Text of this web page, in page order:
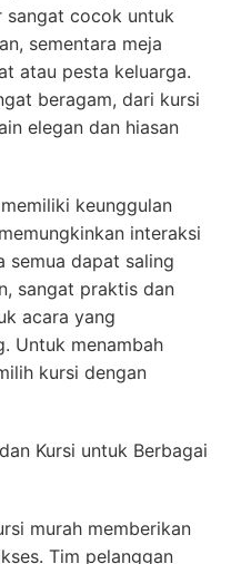
sangat cocok untuk
sementara meja
atau pesta keluarga.
beragam, dari kursi
elegan dan hiasan
keunggulan
interaksi
semua dapat saling
sangat praktis dan
acara yang
Untuk menambah
kursi dengan
Kursi untuk Berbagai
murah memberikan
Tim pelanggan